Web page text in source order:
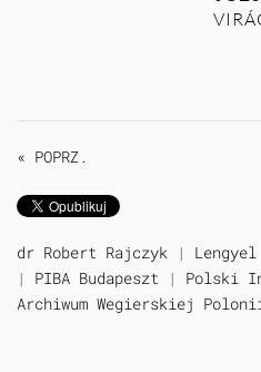
« POPRZ.
dr Robert Rajczyk |
| PIBA Budapeszt | Polski
Archiwum Wegierskiej